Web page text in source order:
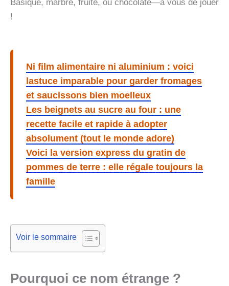
Basique, marbré, fruité, ou chocolaté—à vous de jouer
!
Ni film alimentaire ni aluminium : voici
lastuce imparable pour garder fromages
et saucissons bien moelleux
Les beignets au sucre au four : une
recette facile et rapide à adopter
absolument (tout le monde adore)
Voici la version express du gratin de
pommes de terre : elle régale toujours la
famille
Voir le sommaire
Pourquoi ce nom étrange ?